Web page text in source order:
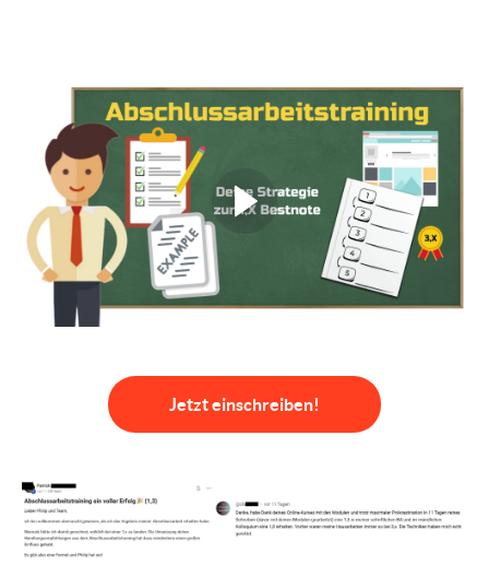
Jetzt einschreiben!